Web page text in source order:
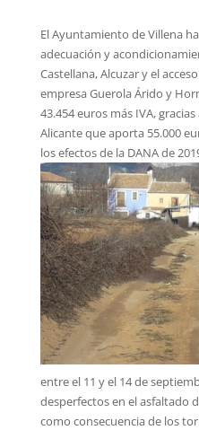
El Ayuntamiento de Villena
adecuación y
Castellana, Alcuzar y el
empresa Guerola Árido y
43.454 euros más IVA,
Alicante que aporta 55.000
los efectos de la DANA de
entre el 11 y el 14 de
desperfectos en el asfaltado
como consecuencia de los